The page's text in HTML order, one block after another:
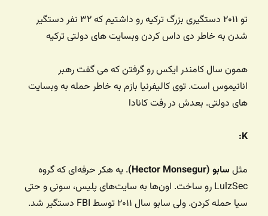
تو ۲۰۱۱ دستگیری بزرگ ترکیه رو داشتیم که ۳۲ نفر دستگیر
شدن به خاطر دی داس کردن وبسایت های دولتی ترکیه
همون سال کامندر ایکس رو گرفتن که می گفت رهبر
انانیموس است. توی کالیفرنیا بازم به خاطر حمله به وبسایت
های دولتی. بعدش در رفت کانادا
مثلسابو (Hector Monsegur)
. یه هکر حرفه‌ای که گروه
LulzSec رو ساخت. اون‌ها به سایت‌های پلیس، سونی و حتی
سیا حمله کردن. ولی سابو سال ۲۰۱۱ توسط FBI دستگیر شد.